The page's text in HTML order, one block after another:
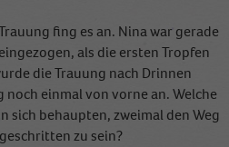
fing es an. Nina war gerade
als die ersten Tropfen
die Trauung nach Drinnen
einmal von vorne an. Welche
sich behaupten, zweimal den Weg
zu sein?